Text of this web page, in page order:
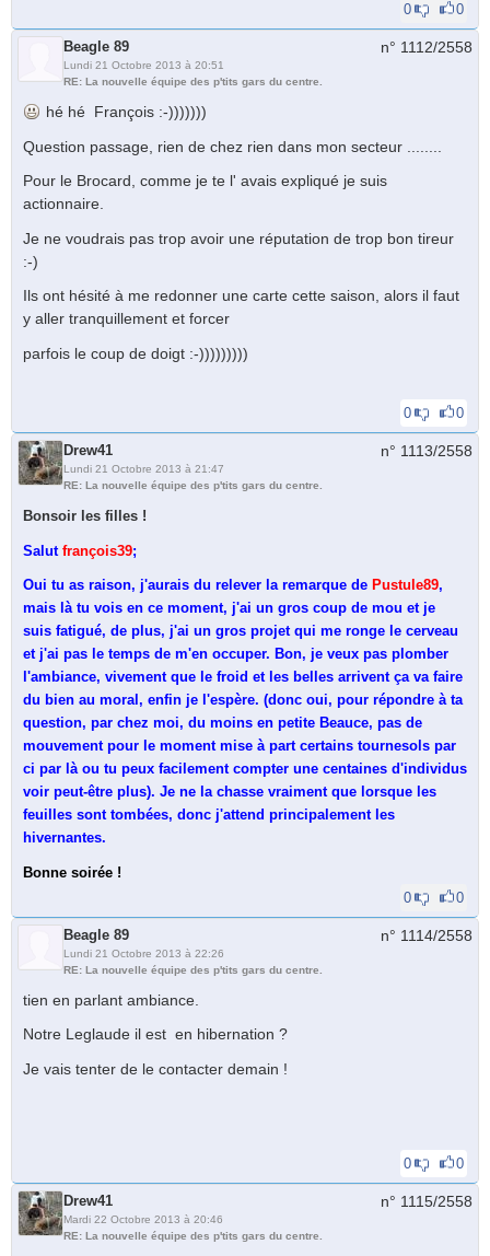
0 0
Beagle 89
Lundi 21 Octobre 2013 à 20:51
RE: La nouvelle équipe des p'tits gars du centre.
n° 1112/2558
hé hé François :-)))))))
Question passage, rien de chez rien dans mon secteur ........
Pour le Brocard, comme je te l' avais expliqué je suis
actionnaire.
Je ne voudrais pas trop avoir une réputation de trop bon tireur
:-)
Ils ont hésité à me redonner une carte cette saison, alors il faut
y aller tranquillement et forcer
parfois le coup de doigt :-)))))))))
0 0
Drew41
Lundi 21 Octobre 2013 à 21:47
RE: La nouvelle équipe des p'tits gars du centre.
n° 1113/2558
Bonsoir les filles !
Salut françois39;
Oui tu as raison, j'aurais du relever la remarque de Pustule89,
mais là tu vois en ce moment, j'ai un gros coup de mou et je
suis fatigué, de plus, j'ai un gros projet qui me ronge le cerveau
et j'ai pas le temps de m'en occuper. Bon, je veux pas plomber
l'ambiance, vivement que le froid et les belles arrivent ça va faire
du bien au moral, enfin je l'espère. (donc oui, pour répondre à ta
question, par chez moi, du moins en petite Beauce, pas de
mouvement pour le moment mise à part certains tournesols par
ci par là ou tu peux facilement compter une centaines d'individus
voir peut-être plus). Je ne la chasse vraiment que lorsque les
feuilles sont tombées, donc j'attend principalement les
hivernantes.
Bonne soirée !
0
0
Beagle 89
Lundi 21 Octobre 2013 à 22:26
RE: La nouvelle équipe des p'tits gars du centre.
n° 1114/2558
tien en parlant ambiance.
Notre Leglaude il est en hibernation ?
Je vais tenter de le contacter demain !
0 0
Drew41
Mardi 22 Octobre 2013 à 20:46
RE: La nouvelle équipe des p'tits gars du centre.
n° 1115/2558